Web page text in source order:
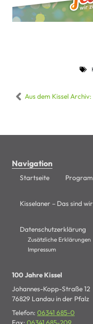
Navigation
Startseite
Kisselaner – Das sind
Datenschutzerklärung
Zusätzliche Erklärungen
Impressum
100 Jahre Kissel
Johannes-Kopp-Straße 12
76829 Landau in der Pfalz
Telefon: 06341 685-0